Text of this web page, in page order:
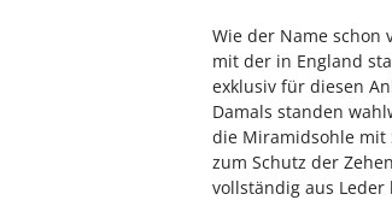
Wie der Name schon
mit der in England
exklusiv für diesen
Damals standen
die Miramidsohle mit
zum Schutz der
vollständig aus